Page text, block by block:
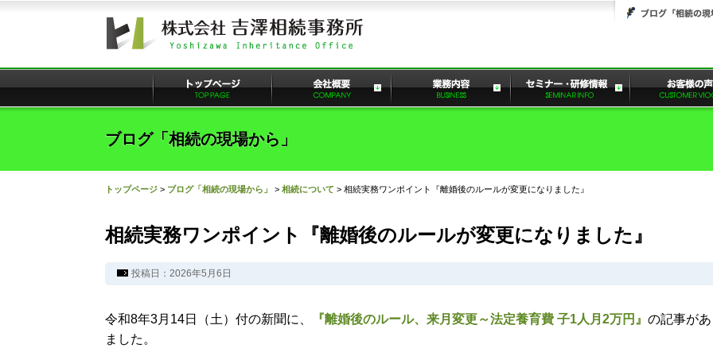
ブログ「相続の現場から」
トップページ > ブログ「相続の現場から」 > 相続について > 相続実務ワンポイント『離婚後のルールが変更になりました』
相続実務ワンポイント『離婚後のルールが変更になりました』
投稿日：2026年5月6日
令和8年3月14日（土）付の新聞に、 『離婚後のルール、来月変更～法定養育費 子1人月2万円』 の記事が
ました。